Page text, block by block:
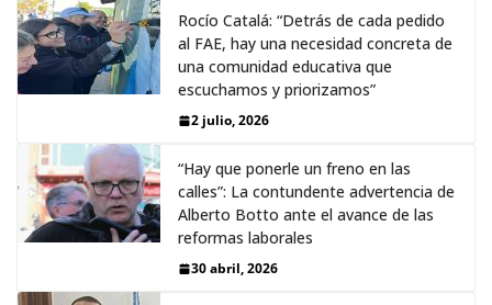
Rocío Catalá: “Detrás de cada pedido
al FAE, hay una necesidad concreta de
una comunidad educativa que
escuchamos y priorizamos”
2 julio, 2026
“Hay que ponerle un freno en las
calles”: La contundente advertencia de
Alberto Botto ante el avance de las
reformas laborales
30 abril, 2026